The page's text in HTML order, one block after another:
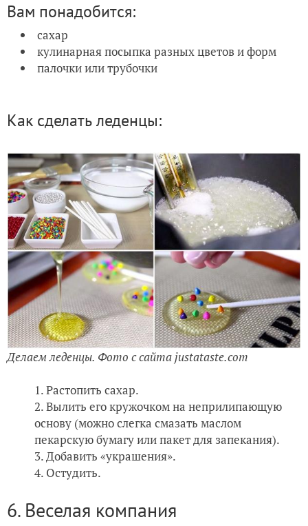
Вам понадобится:
сахар
кулинарная посыпка разных цветов и форм
палочки или трубочки
Как сделать леденцы:
Делаем леденцы. Фото с сайта justataste.com
Растопить сахар.
Вылить его кружочком на неприлипающую
основу (можно слегка смазать маслом
пекарскую бумагу или пакет для запекания).
Добавить «украшения».
Остудить.
6. Веселая компания